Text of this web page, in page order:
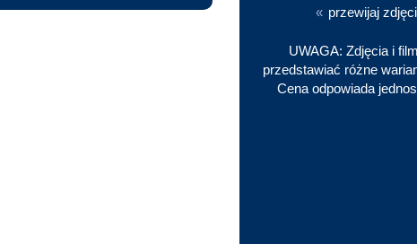
« przewijaj
UWAGA: Zdjęcia i
przedstawiać różne
Cena odpowiada